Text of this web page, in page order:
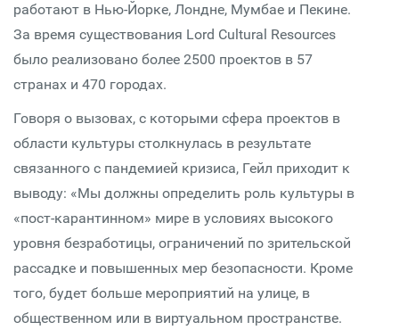
работают в Нью-Йорке, Лондне, Мумбае и Пекине.
За время существования Lord Cultural Resources
было реализовано более 2500 проектов в 57
странах и 470 городах.
Говоря о вызовах, с которыми сфера проектов в
области культуры столкнулась в результате
связанного с пандемией кризиса, Гейл приходит к
выводу: «Мы должны определить роль культуры в
«пост-карантинном» мире в условиях высокого
уровня безработицы, ограничений по зрительской
рассадке и повышенных мер безопасности. Кроме
того, будет больше мероприятий на улице, в
общественном или в виртуальном пространстве.